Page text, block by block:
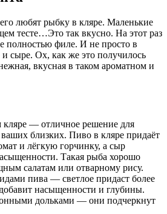
любят рыбку в кляре. Маленькие
тесте…Это так вкусно. На этот раз
полностью филе. И не просто в
и сыре. Ох, как же это получилось
вкусная в таком ароматном и
— отличное решение для
близких. Пиво в кляре придаёт
и лёгкую горчинку, а сыр
Такая рыба хорошо
салатам или отварному рису.
пива — светлое придаст более
насыщенности и глубины.
дольками — они подчеркнут